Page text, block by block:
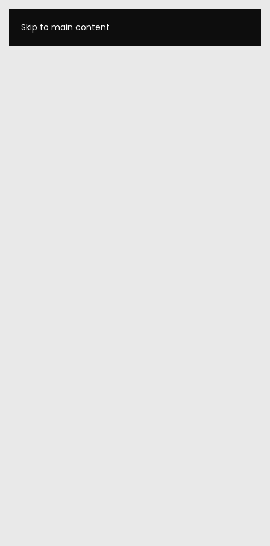
Skip to main content